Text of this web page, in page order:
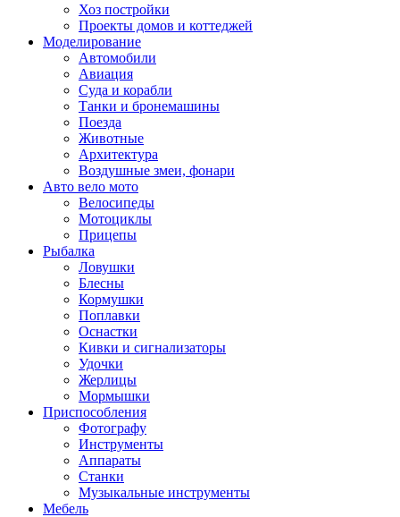
Хоз постройки
Проекты домов и коттеджей
Моделирование
Автомобили
Авиация
Суда и корабли
Танки и бронемашины
Поезда
Животные
Архитектура
Воздушные змеи, фонари
Авто вело мото
Велосипеды
Мотоциклы
Прицепы
Рыбалка
Ловушки
Блесны
Кормушки
Поплавки
Оснастки
Кивки и сигнализаторы
Удочки
Жерлицы
Мормышки
Приспособления
Фотографу
Инструменты
Аппараты
Станки
Музыкальные инструменты
Мебель